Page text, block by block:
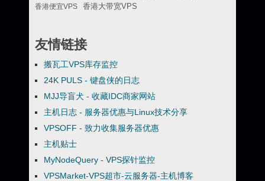
香港便宜VPS 香港大带宽VPS
友情链接
搬瓦工VPS库存监控
24K PULS - 键盘侠的日志
MJJ导盲犬 - 收藏IDC商家网站
主机日志 - 服务器优惠与Linux技术分享
VPSOFF - 致力收集服务器优惠
主机贴士
MyNodeQuery - VPS探针监控
VPSMarket-VPS超市-云服务器-主机博客